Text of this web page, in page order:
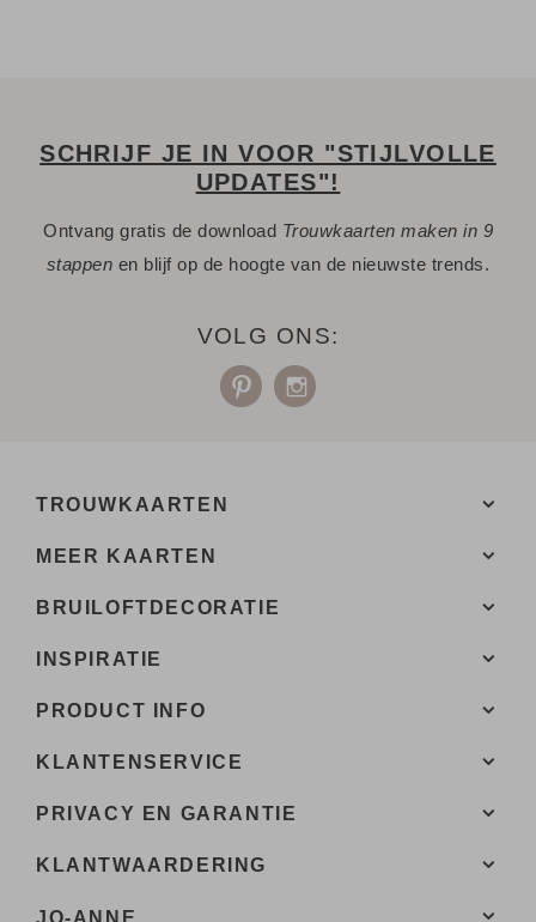
SCHRIJF JE IN VOOR "STIJLVOLLE
UPDATES"!
Ontvang gratis de download Trouwkaarten maken in 9
stappen en blijf op de hoogte van de nieuwste trends.
VOLG ONS:
TROUWKAARTEN
MEER KAARTEN
BRUILOFTDECORATIE
INSPIRATIE
PRODUCT INFO
KLANTENSERVICE
PRIVACY EN GARANTIE
KLANTWAARDERING